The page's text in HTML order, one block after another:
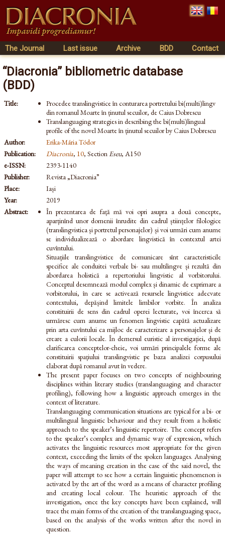
The Journal Last issue Archive BDD Contact
“Diacronia” bibliometric database
(BDD)
Title:
Procedee translingvistice în conturarea portretului bi(multi)lingv
din romanul Moarte în ținutul secuilor, de Caius Dobrescu
Translanguaging strategies in describing the bi(multi)lingual
profile of the novel Moarte în ținutul secuilor by Caius Dobrescu
Author:
Erika-Mária Tódor
Publication:
Diacronia, 10, SectionEseu, A150
e-ISSN:
2393-1140
Publisher:
Revista „Diacronia”
Place:
Iași
Year:
2019
Abstract:
În prezentarea de față mă voi opri asupra a două concepte,
aparținînd unor domenii înrudite din cadrul științelor filologice
(translingvistica și portretul personajelor) și voi urmări cum anume
se individualizează o abordare lingvistică în contextul artei
cuvîntului.
Situațiile translingvistice de comunicare sînt caracteristicile
specifice ale conduitei verbale bi- sau multilingve și rezultă din
abordarea holistică a repertoriului lingvistic al vorbitorului.
Conceptul desemnează modul complex și dinamic de exprimare a
vorbitorului, în care se activează resursele lingvistice adecvate
contextului, depășind limitele limbilor vorbite. În analiza
constituirii de sens din cadrul operei lecturate, voi încerca să
urmăresc cum anume un fenomen lingvistic capătă actualizare
prin arta cuvîntului ca mijloc de caracterizare a personajelor și de
creare a culorii locale. În demersul euristic al investigației, după
clarificarea conceptelor-cheie, voi urmări principalele forme ale
constituirii spațiului translingvistic pe baza analizei corpusului
elaborat după romanul avut în vedere.
The present paper focuses on two concepts of neighbouring
disciplines within literary studies (translanguaging and character
profiling), following how a linguistic approach emerges in the
context of literature.
Translanguaging communication situations are typical for a bi- or
multilingual linguistic behaviour and they result from a holistic
approach to the speaker’s linguistic repertoire. The concept refers
to the speaker’s complex and dynamic way of expression, which
activates the linguistic resources most appropriate for the given
context, exceeding the limits of the spoken languages. Analysing
the ways of meaning creation in the case of the said novel, the
paper will attempt to see how a certain linguistic phenomenon is
activated by the art of the word as a means of character profiling
and creating local colour. The heuristic approach of the
investigation, once the key concepts have been explained, will
trace the main forms of the creation of the translanguaging space,
based on the analysis of the works written after the novel in
question.